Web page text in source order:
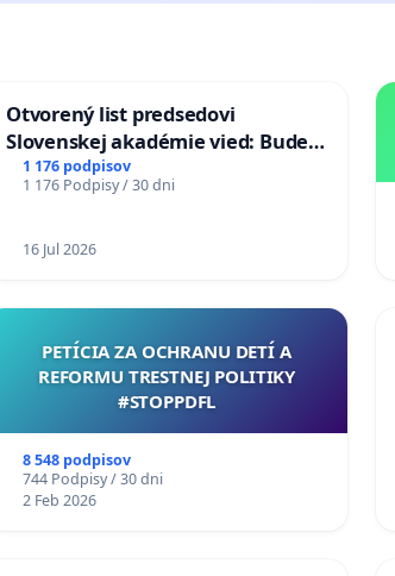
Otvorený list predsedovi
Slovenskej akadémie vied: Bude
mať Vízia Slovenska 2040 mravnú
chrbticu?
1 176 podpisov
1 176 Podpisy / 30 dni
16 Jul 2026
PETÍCIA ZA OCHRANU DETÍ A
REFORMU TRESTNEJ POLITIKY
#STOPPDFL
8 548 podpisov
744 Podpisy / 30 dni
2 Feb 2026